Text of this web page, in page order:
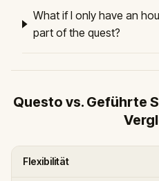
What if I only have an
part of the quest?
Questo vs. Geführte
Flexibilität